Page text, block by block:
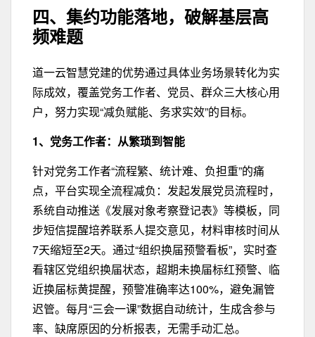
四、集约功能落地， 破解基层高
频难题
道一云智慧党建的优势通过具体业务场景转化为实
际成效，覆盖党务工作者、党员、群众三大核心用
户，努力实现“减负赋能、务求实效”的目标。
1、党务工作者：从繁琐到智能
针对党务工作者“流程繁、统计难、负担重”的痛
点，平台实现全流程减负：发起发展党员流程时，
系统自动推送《发展对象考察登记表》等模板，同
步短信提醒培养联系人提交意见，材料审核时间从
7天缩短至2天。通过“组织换届预警看板”，实时查
看辖区党组织换届状态，超期未换届标红预警、临
近换届标黄提醒，预警准确率达100%，避免漏管
迟管。每月“三会一课”数据自动统计，生成含参与
率、缺席原因的分析报表，无需手动汇总。